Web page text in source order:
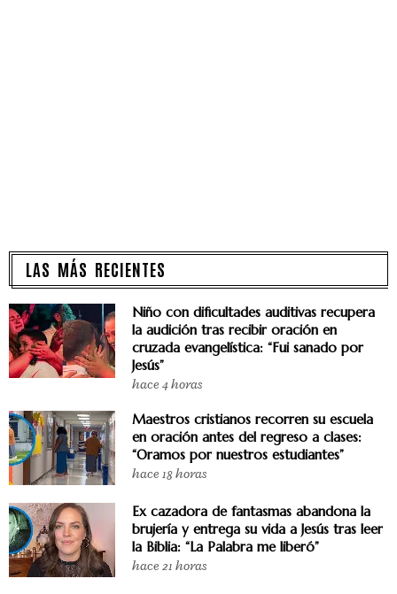
LAS MÁS RECIENTES
Niño con dificultades auditivas recupera
la audición tras recibir oración en
cruzada evangelística: “Fui sanado por
Jesús”
hace 4 horas
Maestros cristianos recorren su escuela
en oración antes del regreso a clases:
“Oramos por nuestros estudiantes”
hace 18 horas
Ex cazadora de fantasmas abandona la
brujería y entrega su vida a Jesús tras leer
la Biblia: “La Palabra me liberó”
hace 21 horas